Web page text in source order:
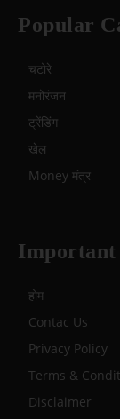
Popular
चटोरे
मनोरंजन
ट्रेंडिंग
खेल
Money मंत्र
होम
Contac Us
Privacy Policy
Terms &
Disclaimer